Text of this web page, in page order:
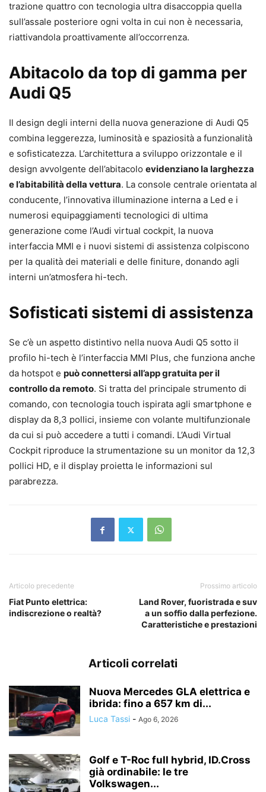
trazione quattro con tecnologia ultra disaccoppia quella
sull’assale posteriore ogni volta in cui non è necessaria,
riattivandola proattivamente all’occorrenza.
Abitacolo da top di gamma per
Audi Q5
Il design degli interni della nuova generazione di Audi Q5
combina leggerezza, luminosità e spaziosità a funzionalità
e sofisticatezza. L’architettura a sviluppo orizzontale e il
design avvolgente dell’abitacolo evidenziano la larghezza
e l’abitabilità della vettura. La console centrale orientata al
conducente, l’innovativa illuminazione interna a Led e i
numerosi equipaggiamenti tecnologici di ultima
generazione come l’Audi virtual cockpit, la nuova
interfaccia MMI e i nuovi sistemi di assistenza colpiscono
per la qualità dei materiali e delle finiture, donando agli
interni un’atmosfera hi-tech.
Sofisticati sistemi di assistenza
Se c’è un aspetto distintivo nella nuova Audi Q5 sotto il
profilo hi-tech è l’interfaccia MMI Plus, che funziona anche
da hotspot e può connettersi all’app gratuita per il
controllo da remoto. Si tratta del principale strumento di
comando, con tecnologia touch ispirata agli smartphone e
display da 8,3 pollici, insieme con volante multifunzionale
da cui si può accedere a tutti i comandi. L’Audi Virtual
Cockpit riproduce la strumentazione su un monitor da 12,3
pollici HD, e il display proietta le informazioni sul
parabrezza.
Articolo precedente
Fiat Punto elettrica:
indiscrezione o realtà?
Prossimo articolo
Land Rover, fuoristrada e suv
a un soffio dalla perfezione.
Caratteristiche e prestazioni
Articoli correlati
Nuova Mercedes GLA elettrica e
ibrida: fino a 657 km di...
Luca Tassi - Ago 6, 2026
Golf e T-Roc full hybrid, ID.Cross
già ordinabile: le tre
Volkswagen...